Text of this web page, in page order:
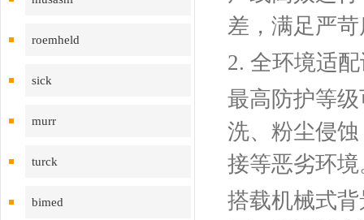
roemheld
sick
murr
turck
bimed
差，满足严
2. ‌全环境适
最高防护等
洗、粉尘侵
接等恶劣环境
搭载机械式